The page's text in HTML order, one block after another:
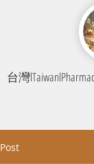
台灣
Post